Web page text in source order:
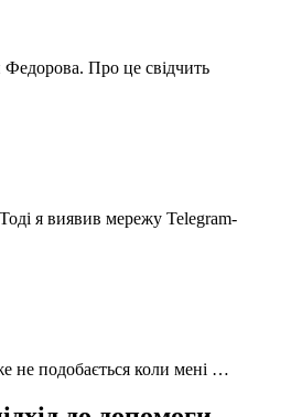
Федорова. Про це свідчить
я виявив мережу Telegram-
не подобається коли мені …